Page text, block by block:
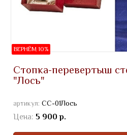
ВЕРНЁМ 10%
Стопка-перевертыш
"Лось"
артикул: СС-01Лось
Цена: 5 900 р.